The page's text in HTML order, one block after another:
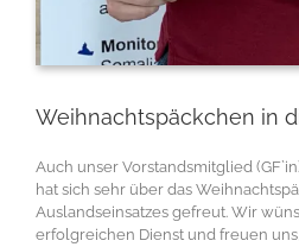
Weihnachtspäckchen in
Auch unser Vorstandsmitglied
hat sich sehr über das
Auslandseinsatzes gefreut. Wir
erfolgreichen Dienst und freuen